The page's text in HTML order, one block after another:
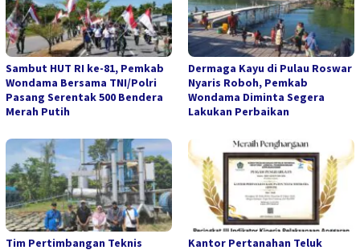
Sambut HUT RI ke-81, Pemkab
Wondama Bersama TNI/Polri
Pasang Serentak 500 Bendera
Merah Putih
Dermaga Kayu di Pulau Roswar
Nyaris Roboh, Pemkab
Wondama Diminta Segera
Lakukan Perbaikan
Tim Pertimbangan Teknis
Kantor Pertanahan Teluk